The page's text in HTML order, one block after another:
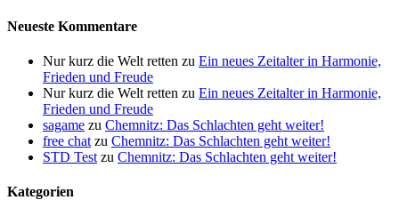
Neueste Kommentare
Nur kurz die Welt retten zu Ein neues Zeitalter in Harmonie,
Frieden und Freude
Nur kurz die Welt retten zu Ein neues Zeitalter in Harmonie,
Frieden und Freude
sagame zu Chemnitz: Das Schlachten geht weiter!
free chat zu Chemnitz: Das Schlachten geht weiter!
STD Test zu Chemnitz: Das Schlachten geht weiter!
Kategorien